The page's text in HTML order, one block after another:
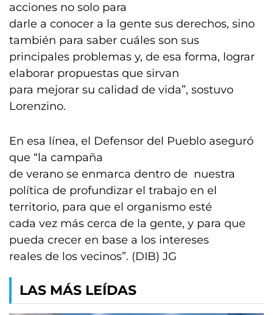
acciones no solo para
darle a conocer a la gente sus derechos, sino
también para saber cuáles son sus
principales problemas y, de esa forma, lograr
elaborar propuestas que sirvan
para mejorar su calidad de vida”, sostuvo
Lorenzino.
En esa línea, el Defensor del Pueblo aseguró
que “la campaña
de verano se enmarca dentro de nuestra
política de profundizar el trabajo en el
territorio, para que el organismo esté
cada vez más cerca de la gente, y para que
pueda crecer en base a los intereses
reales de los vecinos”. (DIB) JG
LAS MÁS LEÍDAS